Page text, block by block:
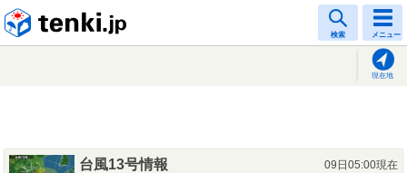
検索 メニュー
現在地
台風13号情報
09日05:00現在